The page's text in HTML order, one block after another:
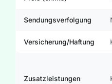
Sendungsverfolgung
Versicherung/Haftung
Zusatzleistungen